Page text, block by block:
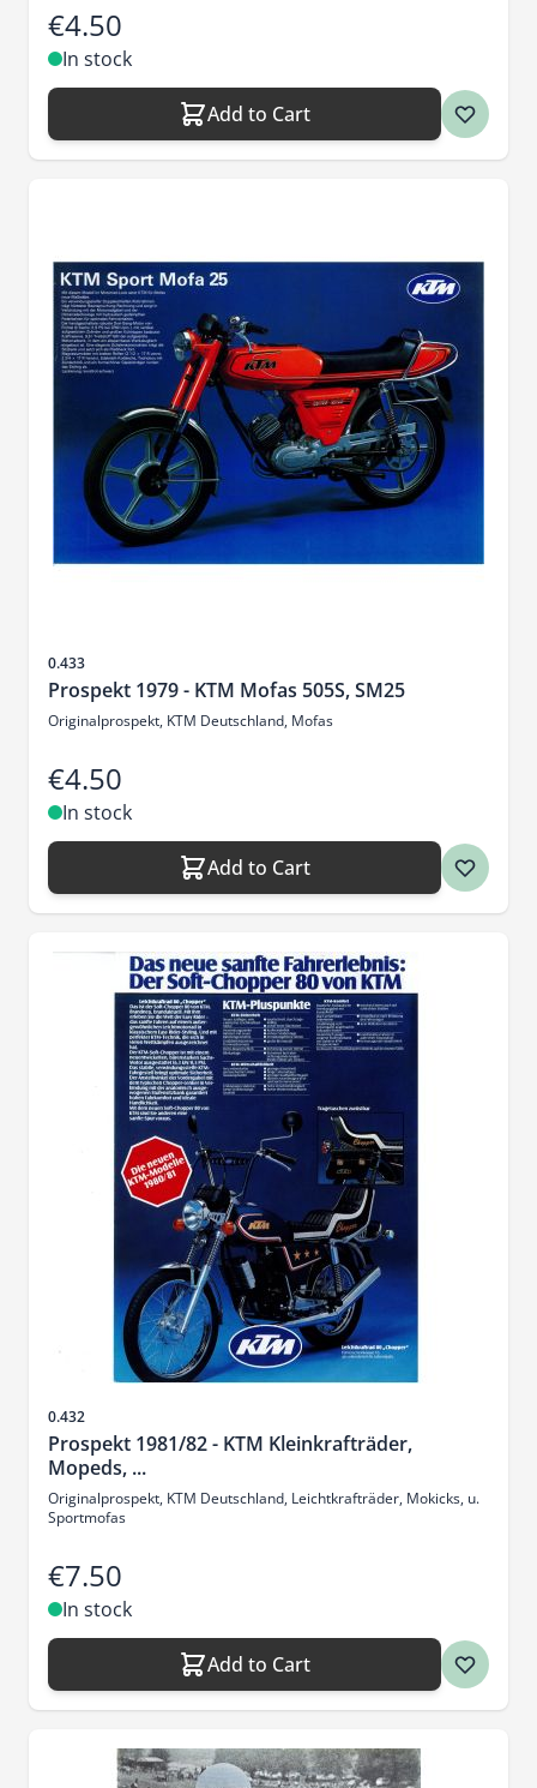
€4.50
In stock
Add to Cart
Sku
0.433
Prospekt 1979 - KTM Mofas 505S, SM25
Originalprospekt, KTM Deutschland, Mofas
€4.50
In stock
Add to Cart
Sku
0.432
Prospekt 1981/82 - KTM Kleinkrafträder,
Mopeds, ...
Originalprospekt, KTM Deutschland, Leichtkrafträder, Mokicks, u.
Sportmofas
€7.50
In stock
Add to Cart